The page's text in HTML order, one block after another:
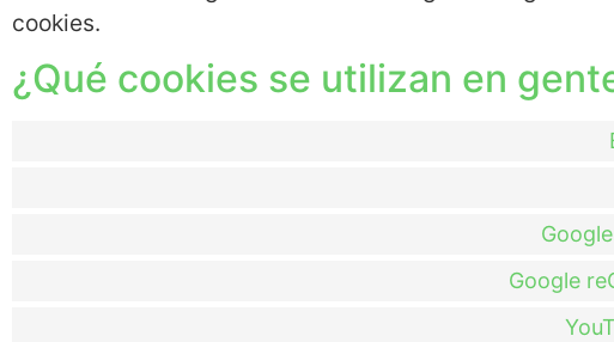
cookies.
¿Qué cookies se utilizan en
Google